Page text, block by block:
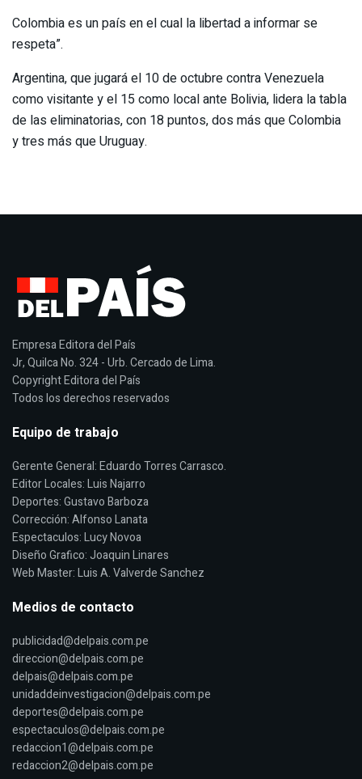
Colombia es un país en el cual la libertad a informar se
respeta”.
Argentina, que jugará el 10 de octubre contra Venezuela
como visitante y el 15 como local ante Bolivia, lidera la tabla
de las eliminatorias, con 18 puntos, dos más que Colombia
y tres más que Uruguay.
Empresa Editora del País
Jr, Quilca No. 324 - Urb. Cercado de Lima.
Copyright Editora del País
Todos los derechos reservados
Equipo de trabajo
Gerente General: Eduardo Torres Carrasco.
Editor Locales: Luis Najarro
Deportes: Gustavo Barboza
Corrección: Alfonso Lanata
Espectaculos: Lucy Novoa
Diseño Grafico: Joaquin Linares
Web Master: Luis A. Valverde Sanchez
Medios de contacto
publicidad@delpais.com.pe
direccion@delpais.com.pe
delpais@delpais.com.pe
unidaddeinvestigacion@delpais.com.pe
deportes@delpais.com.pe
espectaculos@delpais.com.pe
redaccion1@delpais.com.pe
redaccion2@delpais.com.pe